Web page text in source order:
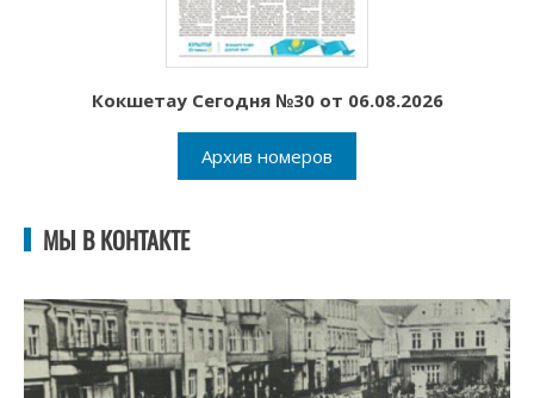
Кокшетау Сегодня №30 от 06.08.2026
Архив номеров
МЫ В КОНТАКТЕ